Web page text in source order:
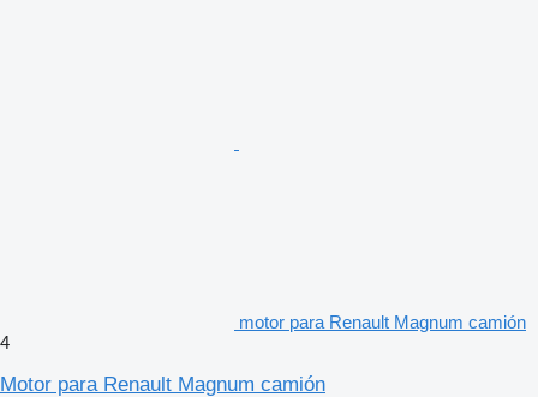
motor para Renault Magnum camión
4
Motor para Renault Magnum camión